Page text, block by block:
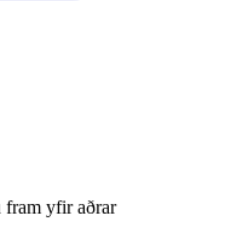
yfir aðrar